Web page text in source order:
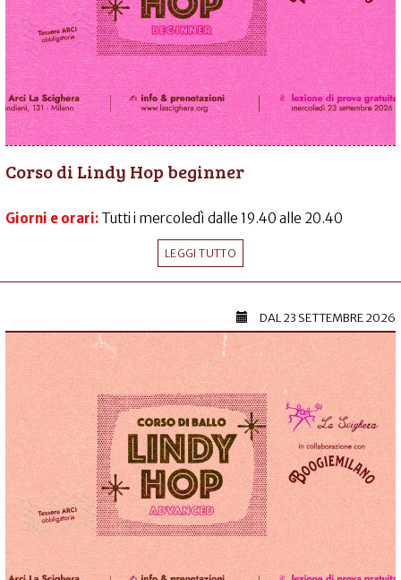
Corso di Lindy Hop beginner
Giorni e orari: Tutti i mercoledì dalle 19.40 alle 20.40
LEGGI TUTTO
DAL23 SETTEMBRE 2026